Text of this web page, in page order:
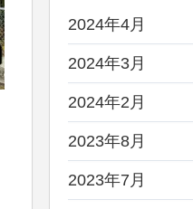
2024年4月
2024年3月
2024年2月
2023年8月
2023年7月